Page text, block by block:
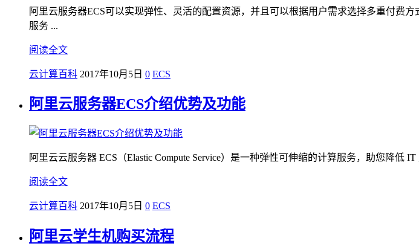
阿里云服务器ECS可以实现弹性、灵活的配置资源，并且可以根据用户需求选择多重付费
服务 ...
阅读全文
云计算百科 2017年10月5日 0 ECS
阿里云服务器ECS介绍优势及功能
阿里云云服务器 ECS（Elastic Compute Service）是一种弹性可伸缩的计算服务，助您降低
阅读全文
云计算百科 2017年10月5日 0 ECS
阿里云学生机购买流程